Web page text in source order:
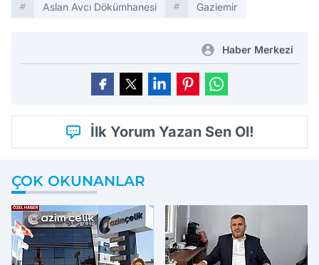
Aslan Avcı Dökümhanesi
Gaziemir
Haber Merkezi
İlk Yorum Yazan Sen Ol!
ÇOK OKUNANLAR